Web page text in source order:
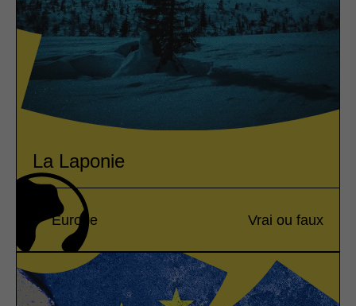
La Laponie
Europe Vrai ou faux